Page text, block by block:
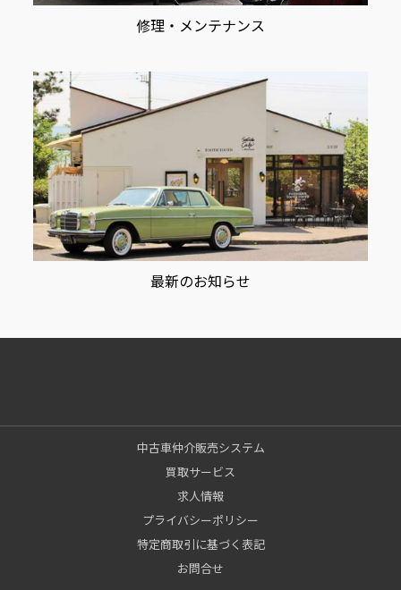
修理・メンテナンス
最新のお知らせ
中古車仲介販売システム
買取サービス
求人情報
プライバシーポリシー
特定商取引に基づく表記
お問合せ